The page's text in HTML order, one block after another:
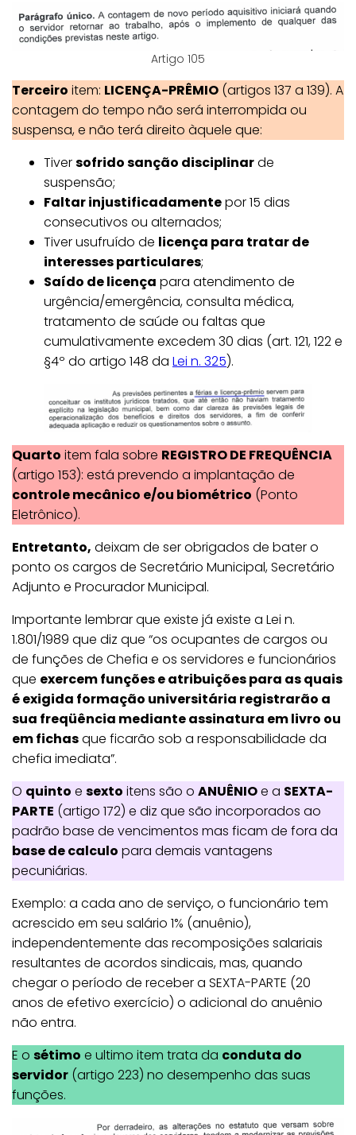
Artigo 105
Terceiro item: LICENÇA-PRÊMIO (artigos 137 a 139). A
contagem do tempo não será interrompida ou
suspensa, e não terá direito àquele que:
Tiversofrido sanção disciplinarde
suspensão;
Faltar injustificadamentepor 15 dias
consecutivos ou alternados;
Tiver usufruído de licença para tratar de
interesses particulares;
Saído de licença para atendimento de
urgência/emergência, consulta médica,
tratamento de saúde ou faltas que
cumulativamente excedem 30 dias (art. 121, 122 e
§4º do artigo 148 da Lei n. 325).
Quarto item fala sobre REGISTRO DE FREQUÊNCIA
(artigo 153): está prevendo a implantação de
controle mecânico e/ou biométrico (Ponto
Eletrônico).
Entretanto, deixam de ser obrigados de bater o
ponto os cargos de Secretário Municipal, Secretário
Adjunto e Procurador Municipal.
Importante lembrar que existe já existe a Lei n.
1.801/1989 que diz que “os ocupantes de cargos ou
de funções de Chefia e os servidores e funcionários
que exercem funções e atribuições para as quais
é exigida formação universitária registrarão a
sua freqüência mediante assinatura em livro ou
em fichasque ficarão sob a responsabilidade da
chefia imediata”.
O quinto e sexto itens são o ANUÊNIOe a SEXTA-
PARTE (artigo 172) e diz que são incorporados ao
padrão base de vencimentos mas ficam de fora da
base de calculo para demais vantagens
pecuniárias.
Exemplo: a cada ano de serviço, o funcionário tem
acrescido em seu salário 1% (anuênio),
independentemente das recomposições salariais
resultantes de acordos sindicais, mas, quando
chegar o período de receber a SEXTA-PARTE (20
anos de efetivo exercício) o adicional do anuênio
não entra.
E o sétimo e ultimo item trata da conduta do
servidor (artigo 223) no desempenho das suas
funções.